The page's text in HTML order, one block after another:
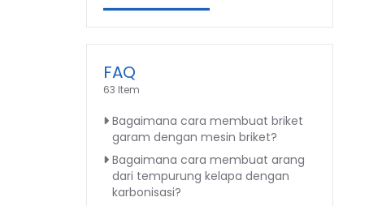
FAQ
63 Item
Bagaimana cara membuat briket
garam dengan mesin briket?
Bagaimana cara membuat arang
dari tempurung kelapa dengan
karbonisasi?